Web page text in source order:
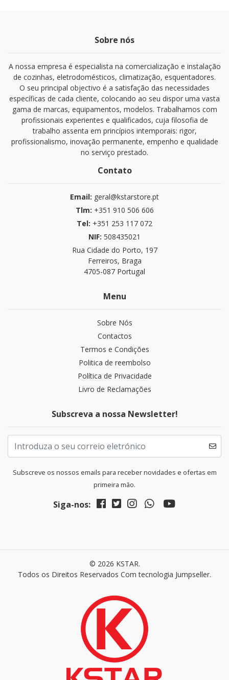
Sobre nós
A nossa empresa é especialista na comercialização e instalação
de cozinhas, eletrodomésticos, climatização, esquentadores.
O seu principal objectivo é a satisfação das necessidades
específicas de cada cliente, colocando ao seu dispor uma vasta
gama de marcas, equipamentos, modelos. Trabalhamos com
profissionais experientes e qualificados, cuja filosofia de
trabalho assenta em princípios intemporais: rigor,
profissionalismo, inovação permanente, empenho e qualidade
no serviço prestado.
Contato
Email: geral@kstarstore.pt
Tlm: +351 910 506 606
Tel: +351 253 117 072
NIF: 508435021
Rua Cidade do Porto, 197
Ferreiros, Braga
4705-087 Portugal
Menu
Sobre Nós
Contactos
Termos e Condições
Politica de reembolso
Política de Privacidade
Livro de Reclamações
Subscreva a nossa Newsletter!
Subscreve os nossos emails para receber novidades e ofertas em
primeira mão.
Siga-nos:
© 2026 KSTAR.
Todos os Direitos Reservados Com tecnologia Jumpseller.